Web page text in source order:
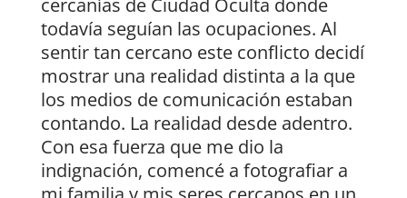
cercanías de Ciudad Oculta donde
todavía seguían las ocupaciones. Al
sentir tan cercano este conflicto decidí
mostrar una realidad distinta a la que
los medios de comunicación estaban
contando. La realidad desde adentro.
Con esa fuerza que me dio la
indignación, comencé a fotografiar a